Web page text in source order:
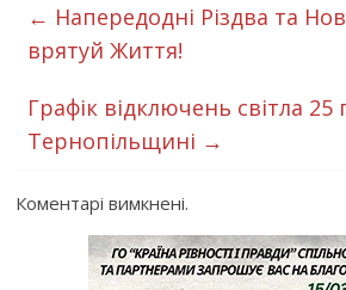
← Напередодні Різдва та
врятуй Життя!
Графік відключень світла 25
Тернопільщині →
Коментарі вимкнені.